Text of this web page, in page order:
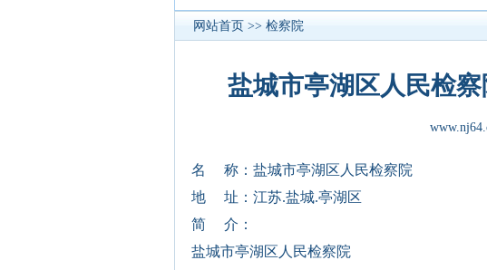
网站首页 >> 检察院
盐城市亭湖区人民检
名 称：盐城市亭湖区人民检察院
地 址：江苏.盐城.亭湖区
简 介：
盐城市亭湖区人民检察院